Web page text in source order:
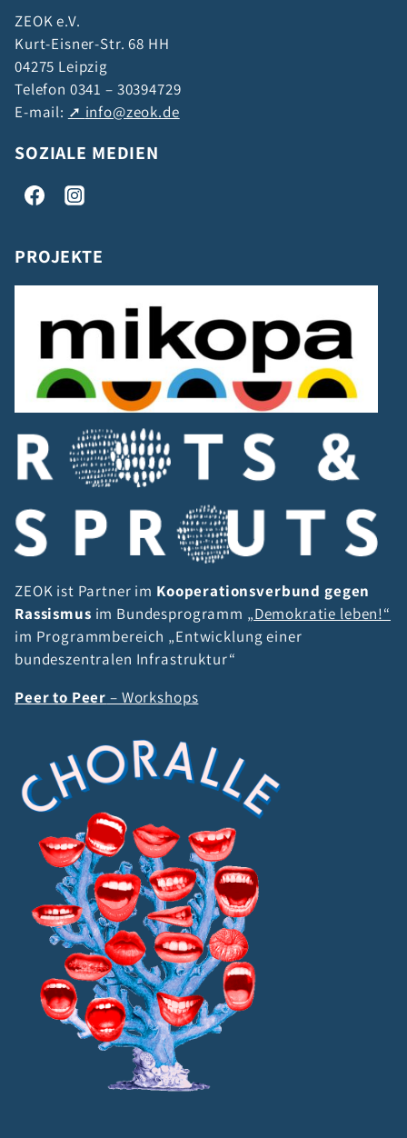
ZEOK e.V.
Kurt-Eisner-Str. 68 HH
04275 Leipzig
Telefon 0341 – 30394729
E-mail:
info@zeok.de
SOZIALE MEDIEN
PROJEKTE
ZEOK ist Partner im Kooperationsverbund gegen
Rassismus im Bundesprogramm „Demokratie leben!“
im Programmbereich „Entwicklung einer
bundeszentralen Infrastruktur“
Peer to Peer – Workshops